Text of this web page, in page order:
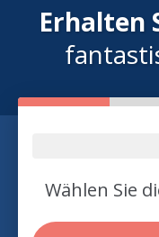
Erhalten
Wählen Sie